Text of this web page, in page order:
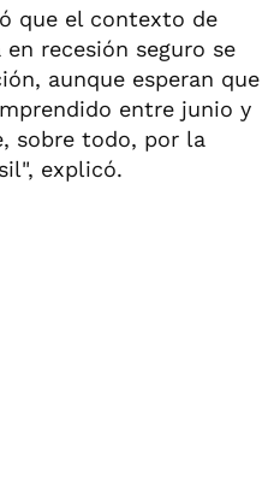
que el contexto de
recesión seguro se
aunque esperan que
entre junio y
sobre todo, por la
explicó.